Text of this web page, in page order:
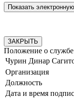
ЗАКРЫТЬ
Положение о
Чурин Динар
Организация
Должность
Дата и время